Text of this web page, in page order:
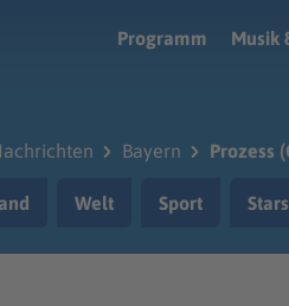
Programm
Musik
Bayern Prozess
Welt Sport Stars